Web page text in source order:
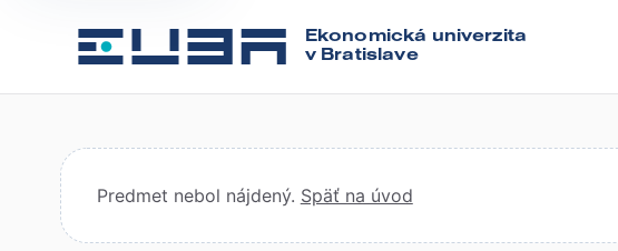
Ekonomická univerzita
v Bratislave
Predmet nebol nájdený. Späť na úvod